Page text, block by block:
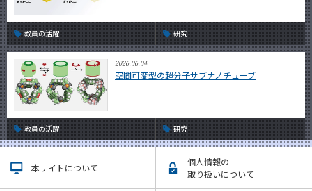
教員の活躍 研究
2026.06.04
空間可変型の超分子サブナノチューブ
教員の活躍 研究
本サイトについて
個人情報の
取り扱いについて